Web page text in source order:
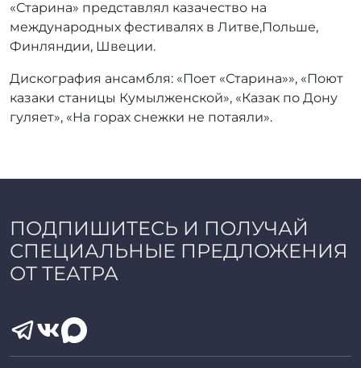
«Старина» представлял казачество на
международных фестивалях в Литве,Польше,
Финляндии, Швеции.
Дискография ансамбля: «Поет «Старина»», «Поют
казаки станицы Кумылженской», «Казак по Дону
гуляет», «На горах снежки не потаяли».
ПОДПИШИТЕСЬ И ПОЛУЧАЙ
СПЕЦИАЛЬНЫЕ ПРЕДЛОЖЕНИЯ
ОТ ТЕАТРА